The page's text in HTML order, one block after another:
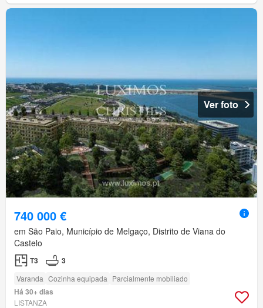
Ver foto
740 000 €
em São Paio, Município de Melgaço, Distrito de Viana do
Castelo
T3 3
Varanda Cozinha equipada Parcialmente mobiliado
Há 30+ dias
LISTANZA